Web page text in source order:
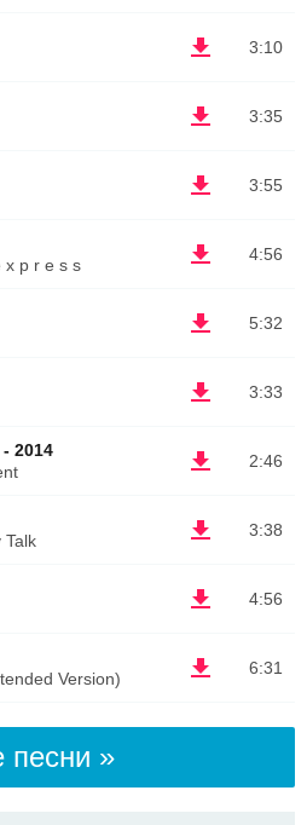
3:10
3:35
3:55
4:56
x p r e s s
5:32
3:33
2:46
2014
3:38
Talk
4:56
6:31
Version)
песни »